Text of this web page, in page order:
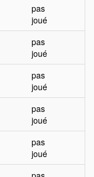
pas
joué
pas
joué
pas
joué
pas
joué
pas
joué